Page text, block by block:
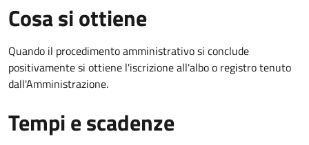
Cosa si ottiene
Quando il procedimento amministrativo si conclude
positivamente si ottiene l'iscrizione all'albo o registro tenuto
dall'Amministrazione.
Tempi e scadenze